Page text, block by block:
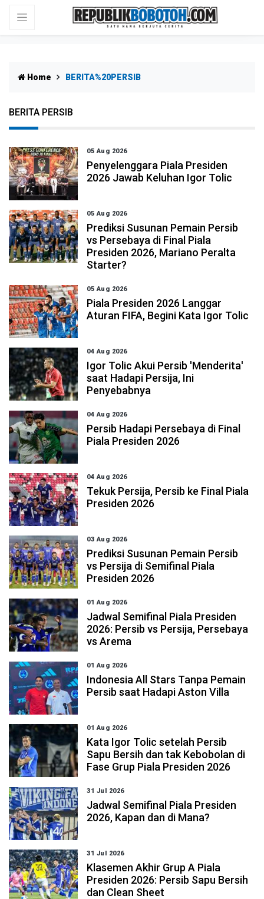
Home BERITA%20PERSIB
BERITA PERSIB
05 Aug 2026
Penyelenggara Piala Presiden
2026 Jawab Keluhan Igor Tolic
05 Aug 2026
Prediksi Susunan Pemain Persib
vs Persebaya di Final Piala
Presiden 2026, Mariano Peralta
Starter?
05 Aug 2026
Piala Presiden 2026 Langgar
Aturan FIFA, Begini Kata Igor Tolic
04 Aug 2026
Igor Tolic Akui Persib 'Menderita'
saat Hadapi Persija, Ini
Penyebabnya
04 Aug 2026
Persib Hadapi Persebaya di Final
Piala Presiden 2026
04 Aug 2026
Tekuk Persija, Persib ke Final Piala
Presiden 2026
03 Aug 2026
Prediksi Susunan Pemain Persib
vs Persija di Semifinal Piala
Presiden 2026
01 Aug 2026
Jadwal Semifinal Piala Presiden
2026: Persib vs Persija, Persebaya
vs Arema
01 Aug 2026
Indonesia All Stars Tanpa Pemain
Persib saat Hadapi Aston Villa
01 Aug 2026
Kata Igor Tolic setelah Persib
Sapu Bersih dan tak Kebobolan di
Fase Grup Piala Presiden 2026
31 Jul 2026
Jadwal Semifinal Piala Presiden
2026, Kapan dan di Mana?
31 Jul 2026
Klasemen Akhir Grup A Piala
Presiden 2026: Persib Sapu Bersih
dan Clean Sheet